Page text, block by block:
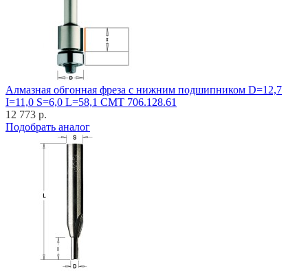
Алмазная обгонная фреза с нижним подшипником D=12,7
I=11,0 S=6,0 L=58,1 CMT 706.128.61
12 773 р.
Подобрать аналог